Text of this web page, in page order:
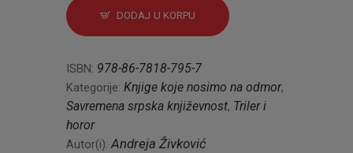
DODAJ U KORPU
ISBN: 978-86-7818-795-7
Kategorije: Knjige koje nosimo na odmor,
Savremena srpska književnost, Triler i
horor
Autor(i):Andreja Živković